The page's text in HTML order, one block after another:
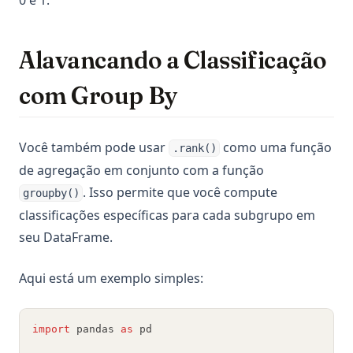
Alavancando a Classificação
com Group By
Você também pode usar .rank()
como uma função
de agregação em conjunto com a função
groupby() . Isso permite que você compute
classificações específicas para cada subgrupo em
seu DataFrame.
Aqui está um exemplo simples:
import pandas as pd